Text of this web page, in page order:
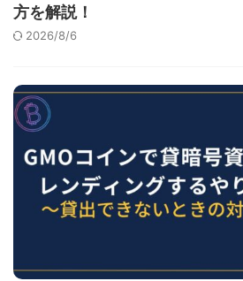
方を解説！
2026/8/6